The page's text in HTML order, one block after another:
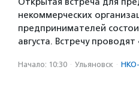
некоммерческих
предпринимателей
августа. Встречу
Начало: 10:30 · Ульяновск ·